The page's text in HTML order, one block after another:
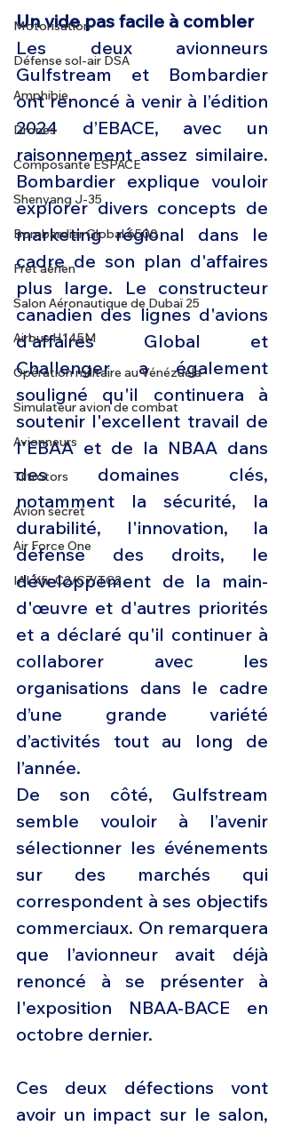
Motorisation
Défense sol-air DSA
Amphibie
Drones
Composante ESPACE
Shenyang J-35
Bombardier Global 6500
Fret aérien
Salon Aéronautique de Dubaï 25
Airbus H145M
Opération militaire au Vénézuela
Simulateur avion de combat
Avionneurs
Tiltrotors
Avion secret
Air Force One
IAI Kfir C2/C7/TC2
Un vide pas facile à combler
Les deux avionneurs
Gulfstream et Bombardier
ont renoncé à venir à l’édition
2024 d’EBACE, avec un
raisonnement assez similaire.
Bombardier explique vouloir
explorer divers concepts de
marketing régional dans le
cadre de son plan d'affaires
plus large. Le constructeur
canadien des lignes d'avions
d'affaires Global et
Challenger a également
souligné qu'il continuera à
soutenir l'excellent travail de
l'EBAA et de la NBAA dans
des domaines clés,
notamment la sécurité, la
durabilité, l'innovation, la
défense des droits, le
développement de la main-
d'œuvre et d'autres priorités
et a déclaré qu'il continuer à
collaborer avec les
organisations dans le cadre
d’une grande variété
d’activités tout au long de
l’année.
De son côté, Gulfstream
semble vouloir à l’avenir
sélectionner les événements
sur des marchés qui
correspondent à ses objectifs
commerciaux. On remarquera
que l’avionneur avait déjà
renoncé à se présenter à
l'exposition NBAA-BACE en
octobre dernier.
Ces deux défections vont
avoir un impact sur le salon,